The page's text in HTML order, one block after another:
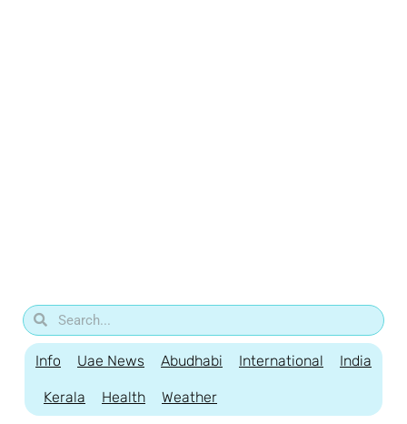
Info Uae News Abudhabi International India
Kerala Health Weather